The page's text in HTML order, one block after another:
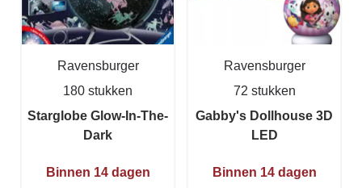
Ravensburger
180 stukken
Starglobe Glow-In-The-
Dark
Binnen 14 dagen
Ravensburger
72 stukken
Gabby's Dollhouse 3D
LED
Binnen 14 dagen